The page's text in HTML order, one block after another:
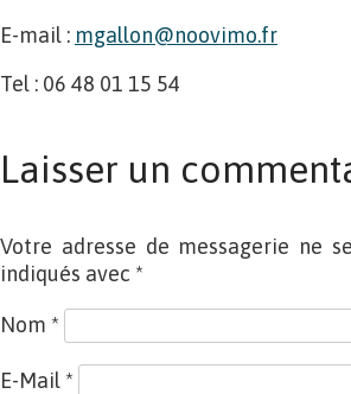
E-mail : mgallon@noovimo.fr
Tel : 06 48 01 15 54
Laisser un
Votre adresse de messagerie ne
indiqués avec *
Nom *
E-Mail *